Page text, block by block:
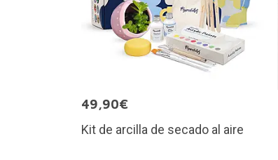
49,90€
Kit de arcilla de secado al aire